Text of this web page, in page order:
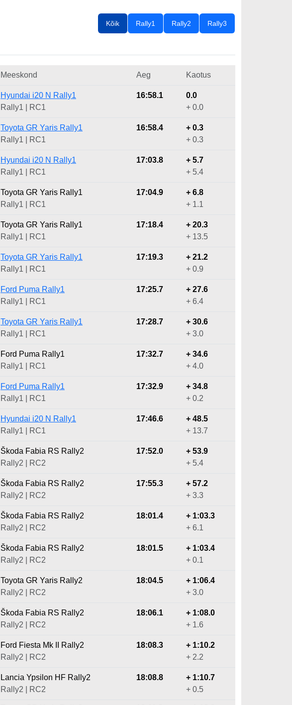
Kõik Rally1 Rally2 Rally3
Meeskond Aeg Kaotus
Hyundai i20 N Rally1
Rally1 | RC1
16:58.1
0.0
+ 0.0
Toyota GR Yaris Rally1
Rally1 | RC1
16:58.4
+ 0.3
+ 0.3
Hyundai i20 N Rally1
Rally1 | RC1
17:03.8
+ 5.7
+ 5.4
Toyota GR Yaris Rally1
Rally1 | RC1
17:04.9
+ 6.8
+ 1.1
Toyota GR Yaris Rally1
Rally1 | RC1
17:18.4
+ 20.3
+ 13.5
Toyota GR Yaris Rally1
Rally1 | RC1
17:19.3
+ 21.2
+ 0.9
Ford Puma Rally1
Rally1 | RC1
17:25.7
+ 27.6
+ 6.4
Toyota GR Yaris Rally1
Rally1 | RC1
17:28.7
+ 30.6
+ 3.0
Ford Puma Rally1
Rally1 | RC1
17:32.7
+ 34.6
+ 4.0
Ford Puma Rally1
Rally1 | RC1
17:32.9
+ 34.8
+ 0.2
Hyundai i20 N Rally1
Rally1 | RC1
17:46.6
+ 48.5
+ 13.7
Škoda Fabia RS Rally2
Rally2 | RC2
17:52.0
+ 53.9
+ 5.4
Škoda Fabia RS Rally2
Rally2 | RC2
17:55.3
+ 57.2
+ 3.3
Škoda Fabia RS Rally2
Rally2 | RC2
18:01.4
+ 1:03.3
+ 6.1
Škoda Fabia RS Rally2
Rally2 | RC2
18:01.5
+ 1:03.4
+ 0.1
Toyota GR Yaris Rally2
Rally2 | RC2
18:04.5
+ 1:06.4
+ 3.0
Škoda Fabia RS Rally2
Rally2 | RC2
18:06.1
+ 1:08.0
+ 1.6
Ford Fiesta Mk II Rally2
Rally2 | RC2
18:08.3
+ 1:10.2
+ 2.2
Lancia Ypsilon HF Rally2
Rally2 | RC2
18:08.8
+ 1:10.7
+ 0.5